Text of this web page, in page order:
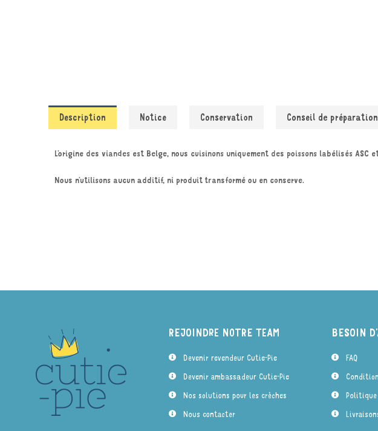
Description Notice Conservation Conseil de préparation
L’origine des viandes est Belge, nous cuisinons uniquement des poissons labélisés
Nous n’utilisons aucun additif, ni produit transformé ou en conserve.
REJOINDRE NOTRE TEAM
Devenir revendeur Cutie-Pie
Devenir ambassadeur Cutie-Pie
Nos solutions pour les crèches
Nous contacter
BESOIN
FAQ